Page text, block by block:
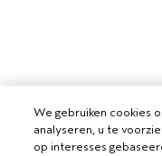
We gebruiken cookies
analyseren, u te
op interesses